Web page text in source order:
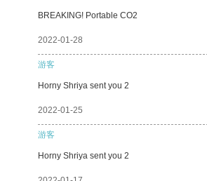
BREAKING! Portable CO2
2022-01-28
游客
Horny Shriya sent you 2
2022-01-25
游客
Horny Shriya sent you 2